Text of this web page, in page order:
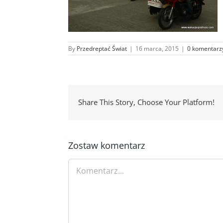
By Przedreptać Świat | 16 marca, 2015 | 0
Share This Story, Choose Your Platform!
Zostaw komentarz
Comment